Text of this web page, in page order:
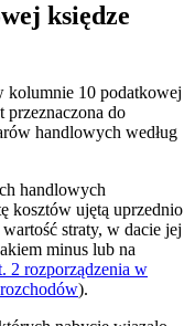
księdze
kolumnie 10 podatkowej
do
handlowych według
handlowych
kosztów ujętą uprzednio
straty, w dacie jej
minus lub na
2 rozporządzenia w
).